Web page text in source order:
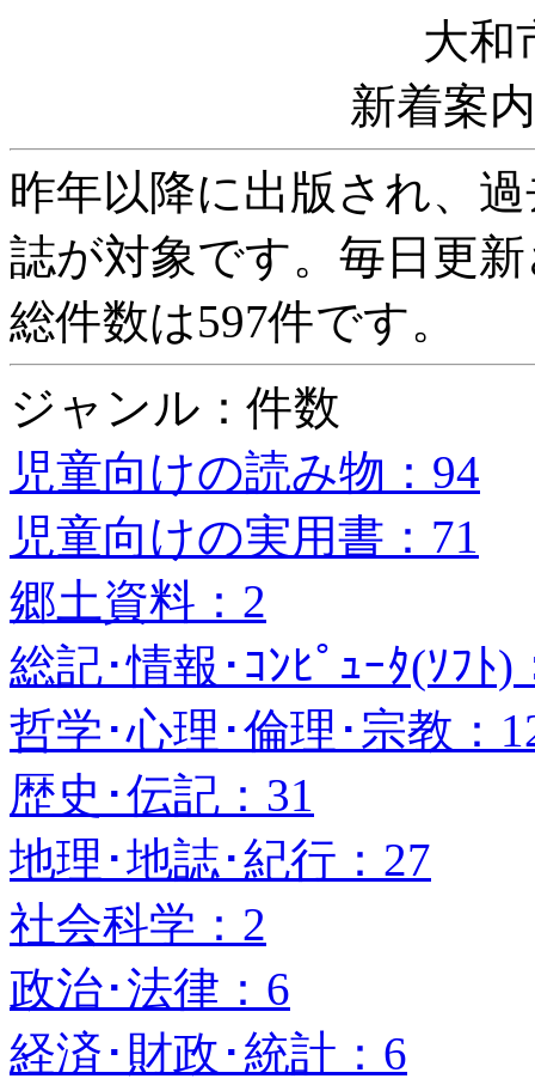
大和
新着案
昨年以降に出版され、
誌が対象です。毎日更
総件数は597件です。
ジャンル：件数
児童向けの読み物：94
児童向けの実用書：71
郷土資料：2
総記･情報･ｺﾝﾋﾟｭｰﾀ(ｿﾌﾄ)
哲学･心理･倫理･宗教：
歴史･伝記：31
地理･地誌･紀行：27
社会科学：2
政治･法律：6
経済･財政･統計：6